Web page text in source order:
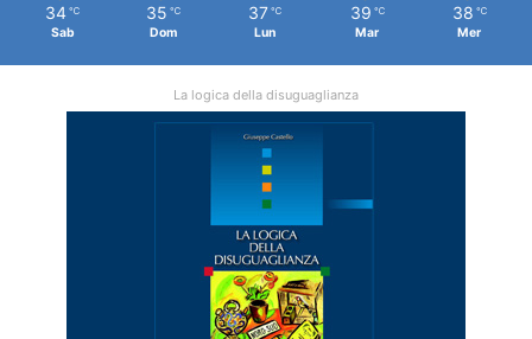
34 ℃
Sab
35 ℃
Dom
37 ℃
Lun
39 ℃
Mar
38 ℃
Mer
La logica della disuguaglianza